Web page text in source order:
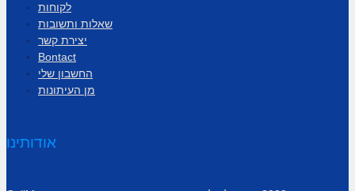
לקוחות
שאלות ותשובות
יצירת קשר
Bontact
החשבון שלי
מן העיתונות
אודותינו